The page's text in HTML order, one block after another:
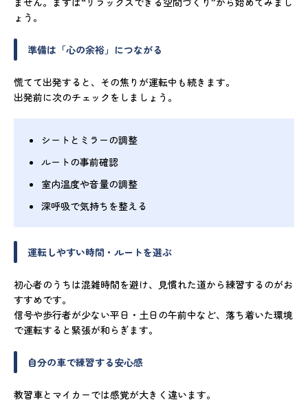
ょう。
準備は「心の余裕」につながる
慌てて出発すると、その焦りが運転中も続きます。
出発前に次のチェックをしましょう。
シートとミラーの調整
ルートの事前確認
室内温度や音量の調整
深呼吸で気持ちを整える
運転しやすい時間・ルートを選ぶ
初心者のうちは混雑時間を避け、見慣れた道から練習するのがお
すすめです。
信号や歩行者が少ない平日・土日の午前中など、落ち着いた環境
で運転すると緊張が和らぎます。
自分の車で練習する安心感
教習車とマイカーでは感覚が大きく違います。